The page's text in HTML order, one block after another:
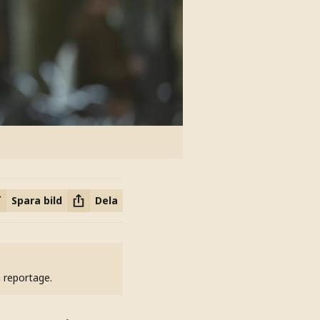
Spara bild Dela
reportage.